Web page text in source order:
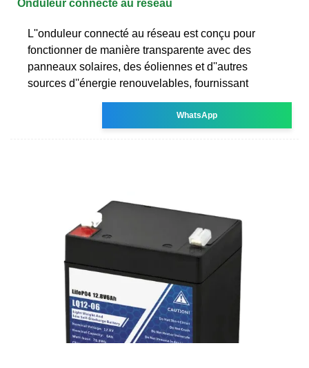
Onduleur connecté au réseau
L''onduleur connecté au réseau est conçu pour
fonctionner de manière transparente avec des
panneaux solaires, des éoliennes et d''autres
sources d''énergie renouvelables, fournissant
WhatsApp